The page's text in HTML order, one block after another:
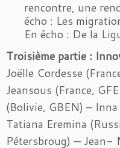
rencontre, une
écho : Les
En écho : De la
Troisième partie :
Joëlle Cordesse
Jeansous (France,
(Bolivie, GBEN) –
Tatiana Eremina
Pétersbroug) — Jean-